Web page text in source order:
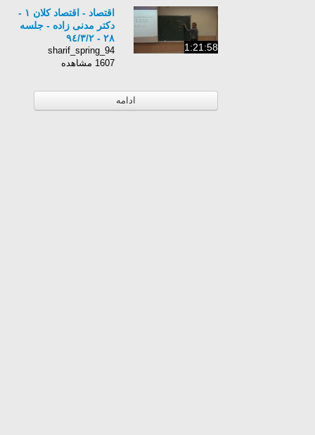
1:21:58
اقتصاد - اقتصاد کلان ۱ -
دکتر مدنی زاده - جلسه
٢٨ - ٩٤/٣/٢
sharif_spring_94
1607 مشاهده
ادامه